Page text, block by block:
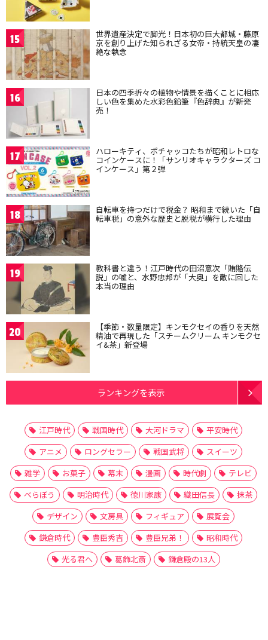
15 世界遺産決定で脚光！日本初の巨大都城・藤原
京を創り上げた知られざる女帝・持統天皇の凄
絶な執念
16 日本の四季折々の植物や情景を描くことに相応
しい色を集めた水彩色鉛筆『色辞典』が新発
売！
17 ハローキティ、ポチャッコたちが昭和レトロな
コインケースに！「サンリオキャラクターズ コ
インケース」第２弾
18 自転車を持つだけで税金？ 昭和まで続いた「自
転車税」の意外な歴史と脱税が横行した理由
19 教科書と違う！江戸時代の田沼意次「賄賂伝
説」の嘘と、水野忠邦が「大奥」を敵に回した
本当の理由
20 【季節・数量限定】キンモクセイの香りを天然
精油で再現した「スチームクリーム キンモクセ
イ&茶」新登場
ランキングを表示
江戸時代 戦国時代 大河ドラマ
平安時代
アニメ
ロングセラー 戦国武将
スイーツ
雑学
お菓子 幕末 漫画 時代劇
テレビ
べらぼう
明治時代 徳川家康 織田信長
抹茶
デザイン
文房具 フィギュア
展覧会
鎌倉時代
豊臣秀吉 豊臣兄弟！
昭和時代
光る君へ
葛飾北斎 鎌倉殿の13人